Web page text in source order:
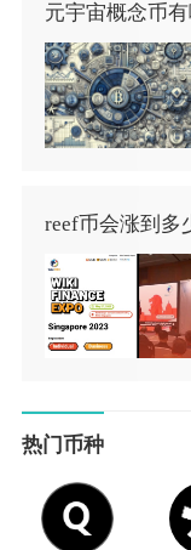
元宇宙概念币
reef币会涨到多
热门币种